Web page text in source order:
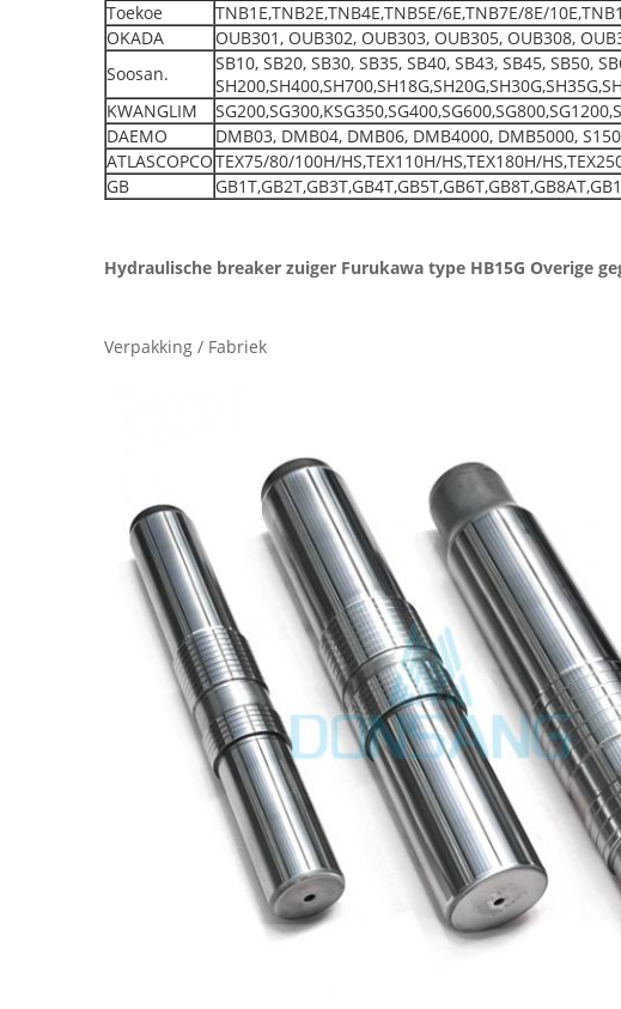
Toekoe
TNB1E,TNB2E,TNB4E,TNB5E/6E,TNB7E/8E/
OKADA
OUB301, OUB302, OUB303, OUB305, OUB308,
Soosan.
SB10, SB20, SB30, SB35, SB40, SB43, SB45, SB50,
KWANGLIM
DAEMO
DMB03, DMB04, DMB06, DMB4000, DMB5000,
ATLASCOPCOTEX75/80/100H/HS,TEX110H/HS,TEX180H/
GB
Hydraulische breaker zuiger Furukawa type HB15G Overige
Verpakking / Fabriek